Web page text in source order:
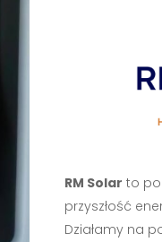
RM Solar to
przyszłość
Działamy na